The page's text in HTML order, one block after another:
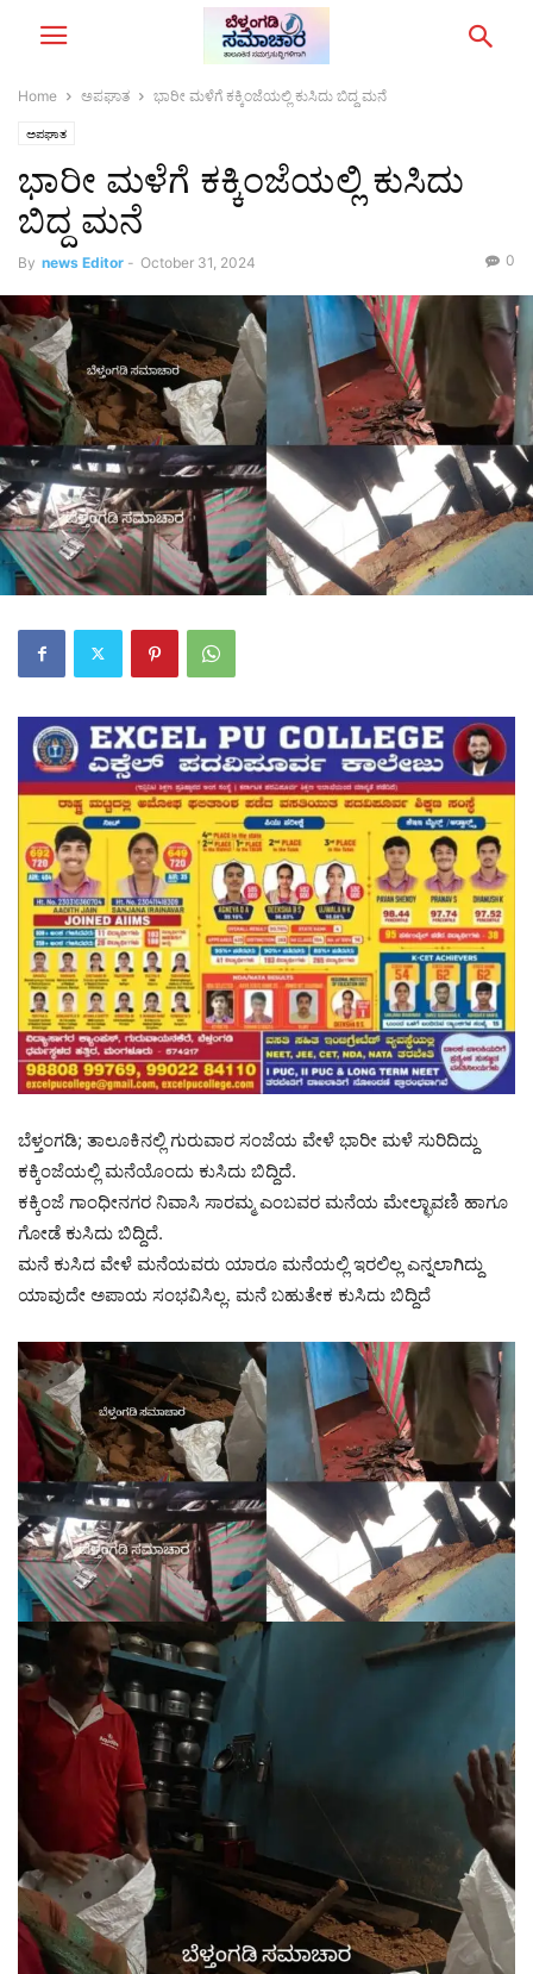
Home ಅಪಘಾತ ಭಾರೀ ಮಳೆಗೆ ಕಕ್ಕಿಂಜೆಯಲ್ಲಿ ಕುಸಿದು ಬಿದ್ದ ಮನೆ
ಅಪಘಾತ
ಭಾರೀ ಮಳೆಗೆ ಕಕ್ಕಿಂಜೆಯಲ್ಲಿ ಕುಸಿದು
ಬಿದ್ದ ಮನೆ
By news Editor - October 31, 2024 0
ಬೆಳ್ತಂಗಡಿ; ತಾಲೂಕಿನಲ್ಲಿ ಗುರುವಾರ ಸಂಜೆಯ ವೇಳೆ ಭಾರೀ ಮಳೆ ಸುರಿದಿದ್ದು
ಕಕ್ಕಿಂಜೆಯಲ್ಲಿ ಮನೆಯೊಂದು ಕುಸಿದು ಬಿದ್ದಿದೆ.
ಕಕ್ಕಿ‌ಂಜೆ ಗಾಂಧೀನಗರ ನಿವಾಸಿ ಸಾರಮ್ಮ ಎಂಬವರ ಮನೆಯ ಮೇಲ್ಛಾವಣಿ ಹಾಗೂ
ಗೋಡೆ ಕುಸಿದು ಬಿದ್ದಿದೆ.
ಮನೆ ಕುಸಿದ ವೇಳೆ ಮನೆಯವರು ಯಾರೂ ಮನೆಯಲ್ಲಿ ಇರಲಿಲ್ಲ ಎನ್ನಲಾಗಿದ್ದು
ಯಾವುದೇ ಅಪಾಯ ಸಂಭವಿಸಿಲ್ಲ‌. ಮನೆ ಬಹುತೇಕ ಕುಸಿದು ಬಿದ್ದಿದೆ